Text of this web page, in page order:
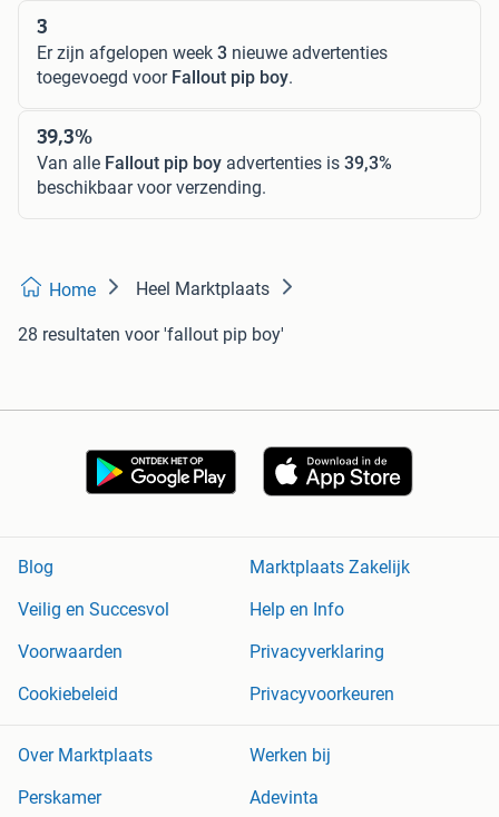
3
Er zijn afgelopen week 3 nieuwe advertenties
toegevoegd voor Fallout pip boy.
39,3%
Van alle Fallout pip boy advertenties is 39,3%
beschikbaar voor verzending.
Home Heel Marktplaats
28 resultaten voor 'fallout pip boy'
Blog
Marktplaats Zakelijk
Veilig en Succesvol
Help en Info
Voorwaarden
Privacyverklaring
Cookiebeleid
Privacyvoorkeuren
Over Marktplaats
Werken bij
Perskamer
Adevinta